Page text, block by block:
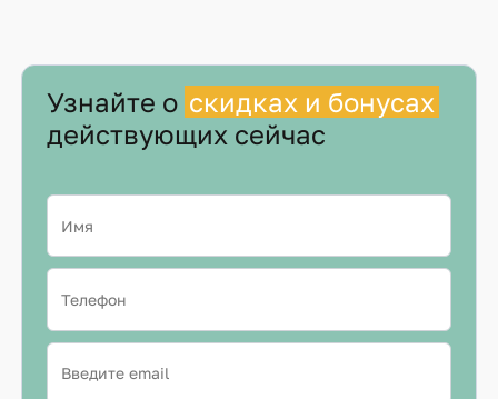
Узнайте о скидках и бонусах
действующих сейчас